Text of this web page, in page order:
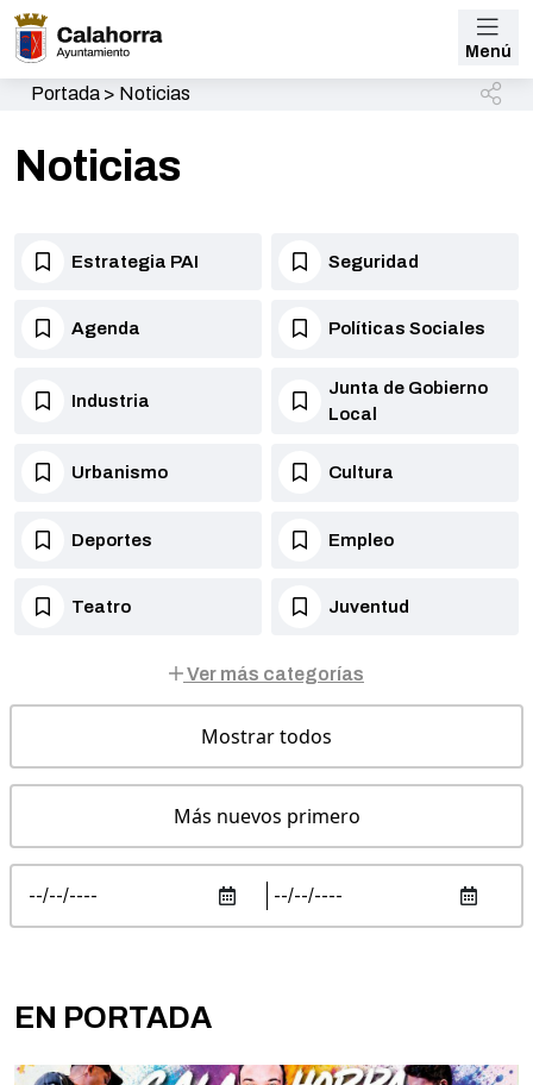
Menú
Portada> Noticias
Noticias
Estrategia PAI Seguridad
Agenda Políticas Sociales
Industria
Junta de Gobierno
Local
Urbanismo Cultura
Deportes Empleo
Teatro Juventud
Ver más categorías
Mostrar todos
Más nuevos primero
EN PORTADA